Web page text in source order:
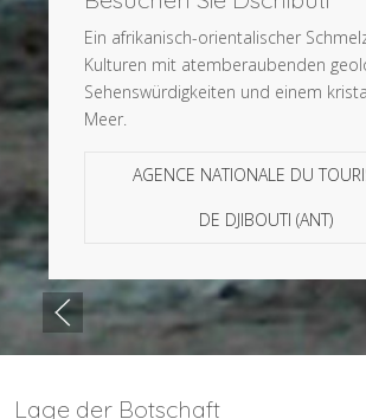
Ein afrikanisch-orientalischer
Kulturen mit atemberaubenden
Sehenswürdigkeiten und einem
Meer.
AGENCE NATIONALE DU
DE DJIBOUTI (ANT)
Lage der Botschaft